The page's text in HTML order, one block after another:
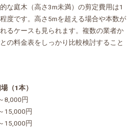
な庭木（高さ3m未満）の剪定費用は1
度です。高さ5mを超える場合や本数が
るケースも見られます。複数の業者か
の料金表をしっかり比較検討すること
（1本）
8,000円
15,000円
15,000円